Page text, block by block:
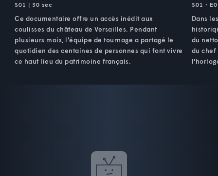
S01 | 30 sec
Ce documentaire offre un accès inédit aux
coulisses du château de Versailles. Pendant
plusieurs mois, l'équipe de tournage a partagé le
quotidien des centaines de personnes qui font vivre
ce haut lieu du patrimoine français.
S01 •
Dans
du
du chef